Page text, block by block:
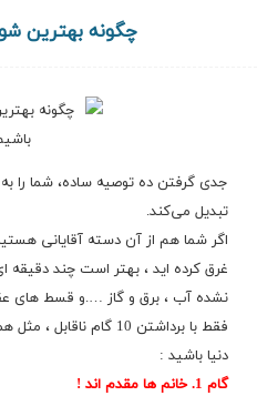
چگونه بهترین
جدی گرفتن ده توصیه ساده، شما را
تبدیل می‌کند.
اگر شما هم از آن دسته آقایانی
غرق کرده اید ، بهتر است چند
نشده آب ، برق و گاز ….و قسط های
فقط با برداشتن 10 گام
دنیا باشید :
گام 1. خانم ها مقدم اند !